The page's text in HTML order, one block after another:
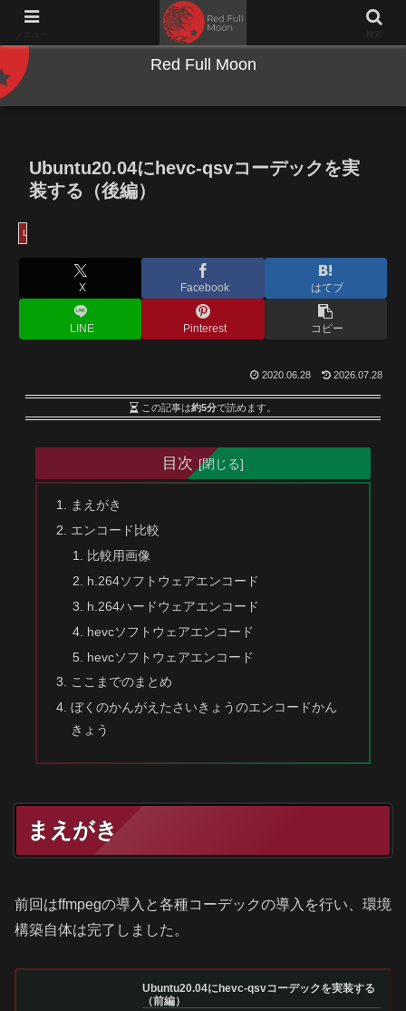
NWとキーボードのジャンク沼に沈む夜
Red Full Moon
Ubuntu20.04にhevc-qsvコーデックを実
装する（後編）
Linux
X Facebook はてブ
LINE Pinterest コピー
2020.06.28 2026.07.28
この記事は約5分で読めます。
目次
まえがき
エンコード比較
比較用画像
h.264ソフトウェアエンコード
h.264ハードウェアエンコード
hevcソフトウェアエンコード
hevcソフトウェアエンコード
ここまでのまとめ
ぼくのかんがえたさいきょうのエンコードかん
きょう
まえがき
前回はffmpegの導入と各種コーデックの導入を行い、環境
構築自体は完了しました。
Ubuntu20.04にhevc-qsvコーデックを実装する
（前編）